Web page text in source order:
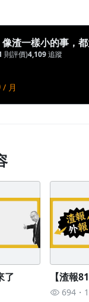
渣一樣小的事，
則評價)4,109追蹤
/ 月
了 【渣報
694